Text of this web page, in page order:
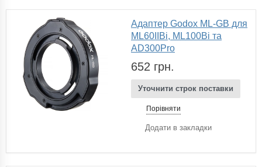
Адаптер Godox ML-GB для
ML60IIBi, ML100Bi та
AD300Pro
652 грн.
Уточнити строк поставки
Порівняти
Додати в закладки